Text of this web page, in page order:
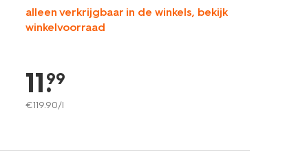
alleen verkrijgbaar in de winkels, bekijk
winkelvoorraad
11.
99
€119.90/l